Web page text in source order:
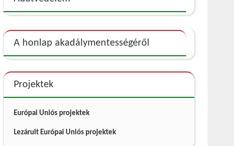
A honlap akadálymentességéről
Projektek
Európai Uniós projektek
Lezárult Európai Uniós projektek